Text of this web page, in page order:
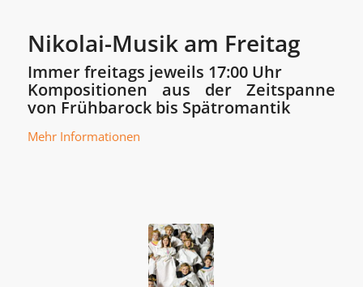
Nikolai-Musik am Freitag
Immer freitags jeweils 17:00 Uhr
Kompositionen aus der Zeitspanne
von Frühbarock bis Spätromantik
Mehr Informationen